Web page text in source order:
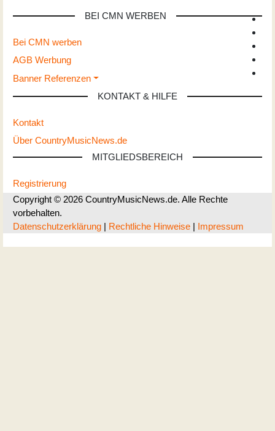
BEI CMN WERBEN
Bei CMN werben
AGB Werbung
Banner Referenzen
KONTAKT & HILFE
Kontakt
Über CountryMusicNews.de
MITGLIEDSBEREICH
Registrierung
Copyright © 2026 CountryMusicNews.de. Alle Rechte
vorbehalten.
Datenschutzerklärung | Rechtliche Hinweise | Impressum